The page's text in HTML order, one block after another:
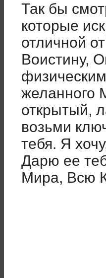
Так бы
которые
отличной
Воистину,
желанного
открытый,
возьми
тебя. Я
Дарю ее
Мира, Всю